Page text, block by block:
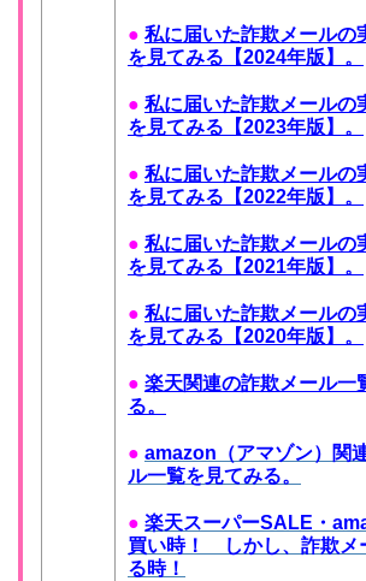
● 私に届いた詐欺メールの
を見てみる【2024年版】。
● 私に届いた詐欺メールの
を見てみる【2023年版】。
● 私に届いた詐欺メールの
を見てみる【2022年版】。
● 私に届いた詐欺メールの
を見てみる【2021年版】。
● 私に届いた詐欺メールの
を見てみる【2020年版】。
● 楽天関連の詐欺メール一
る。
● amazon（アマゾン）関
ル一覧を見てみる。
● 楽天スーパーSALE・
買い時！ しかし、詐欺メ
る時！